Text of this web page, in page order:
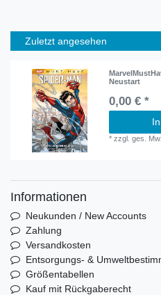
Zuletzt angesehen
Neustart
0,00 € *
*zzgl. ges.
Informationen
Neukunden / New Accounts
Zahlung
Versandkosten
Entsorgungs- &
Größentabellen
Kauf mit Rückgaberecht